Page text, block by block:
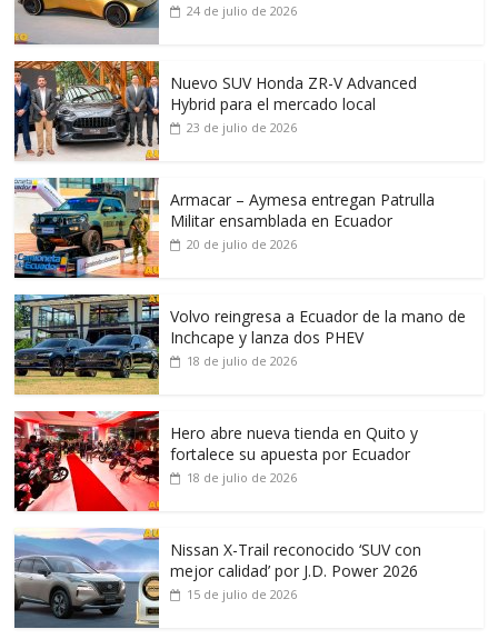
24 de julio de 2026
Nuevo SUV Honda ZR-V Advanced
Hybrid para el mercado local
23 de julio de 2026
Armacar – Aymesa entregan Patrulla
Militar ensamblada en Ecuador
20 de julio de 2026
Volvo reingresa a Ecuador de la mano de
Inchcape y lanza dos PHEV
18 de julio de 2026
Hero abre nueva tienda en Quito y
fortalece su apuesta por Ecuador
18 de julio de 2026
Nissan X-Trail reconocido ‘SUV con
mejor calidad’ por J.D. Power 2026
15 de julio de 2026